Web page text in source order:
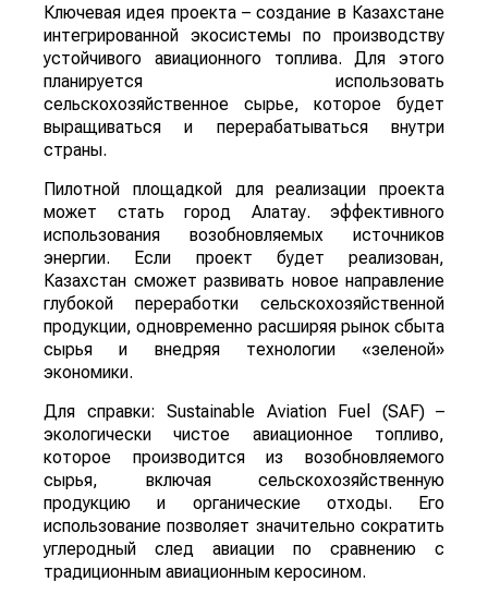
Ключевая идея проекта – создание в Казахстане
интегрированной экосистемы по производству
устойчивого авиационного топлива. Для этого
планируется использовать
сельскохозяйственное сырье, которое будет
выращиваться и перерабатываться внутри
страны.
Пилотной площадкой для реализации проекта
может стать город Алатау. эффективного
использования возобновляемых источников
энергии. Если проект будет реализован,
Казахстан сможет развивать новое направление
глубокой переработки сельскохозяйственной
продукции, одновременно расширяя рынок сбыта
сырья и внедряя технологии «зеленой»
экономики.
Для справки: Sustainable Aviation Fuel (SAF) –
экологически чистое авиационное топливо,
которое производится из возобновляемого
сырья, включая сельскохозяйственную
продукцию и органические отходы. Его
использование позволяет значительно сократить
углеродный след авиации по сравнению с
традиционным авиационным керосином.